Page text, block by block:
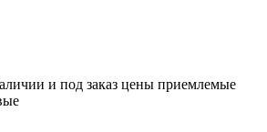
и под заказ цены приемлемые